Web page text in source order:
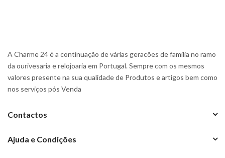
A Charme 24 é a continuação de várias geracões de familia no ramo
da ourivesaria e relojoaria em Portugal. Sempre com os mesmos
valores presente na sua qualidade de Produtos e artigos bem como
nos serviços pós Venda
Contactos
Ajuda e Condições